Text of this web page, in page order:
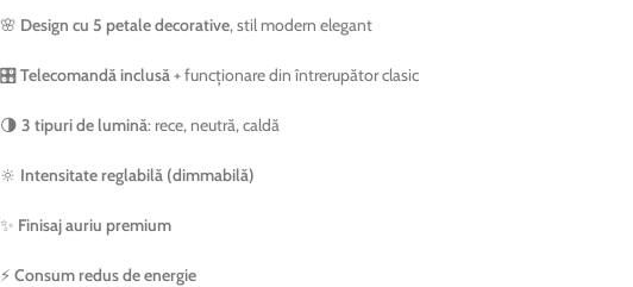
🌸 Design cu 5 petale decorative, stil modern elegant
🎛️Telecomandă inclusă+ funcționare din întrerupător clasic
🌗 3 tipuri de lumină: rece, neutră, caldă
🔆 Intensitate reglabilă (dimmabilă)
✨ Finisaj auriu premium
⚡ Consum redus de energie